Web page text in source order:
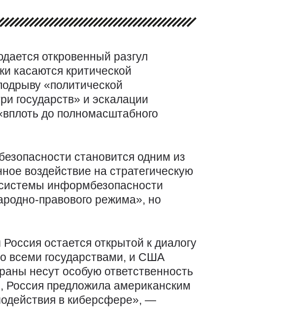
откровенный разгул
касаются критической
«политической
государств» и эскалации
до полномасштабного
становится одним из
воздействие на стратегическую
информбезопасности
правового режима», но
остается открытой к диалогу
всеми государствами, и США
несут особую ответственность
Россия предложила американским
в киберсфере», —